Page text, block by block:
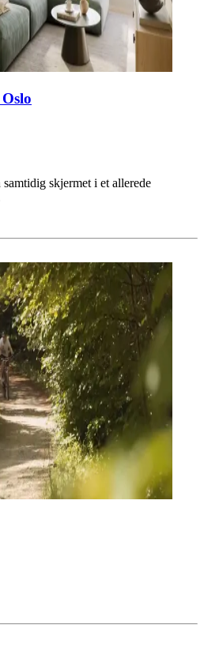
skjermet i et allerede